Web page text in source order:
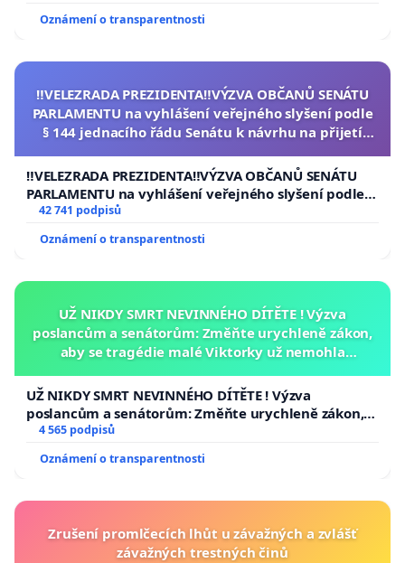
Oznámení o transparentnosti
‼️VELEZRADA PREZIDENTA‼️VÝZVA OBČANŮ SENÁTU
PARLAMENTU na vyhlášení veřejného slyšení podle
§ 144 jednacího řádu Senátu k návrhu na přijetí
republiky
‼️VELEZRADA PREZIDENTA‼️VÝZVA OBČANŮ SENÁTU
PARLAMENTU na vyhlášení veřejného slyšení podle §
144 jednacího řádu Senátu k návrhu na přijetí
usnesení k podání ústavní žaloby na prezidenta
republiky
42 741 podpisů
Oznámení o transparentnosti
UŽ NIKDY SMRT NEVINNÉHO DÍTĚTE ! Výzva
poslancům a senátorům: Změňte urychleně zákon,
aby se tragédie malé Viktorky už nemohla
UŽ NIKDY SMRT NEVINNÉHO DÍTĚTE ! Výzva
poslancům a senátorům: Změňte urychleně zákon,
aby se tragédie malé Viktorky už nemohla opakovat!
4 565 podpisů
Oznámení o transparentnosti
Zrušení promlčecích lhůt u závažných a zvlášť
závažných trestných činů